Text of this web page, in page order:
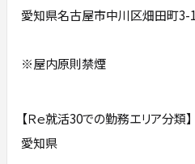
愛知県名古屋市中川区畑田町
※屋内原則禁煙
【Ｒｅ就活30での勤務エリア分類】
愛知県